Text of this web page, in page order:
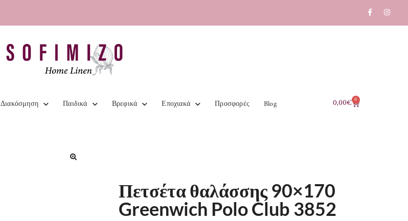
Διακόσμηση Παιδικά Βρεφικά Εποχιακά Προσφορές Blog 0,00€ 0
Πετσέτα θαλάσσης 90×170
Greenwich Polo Club 3852